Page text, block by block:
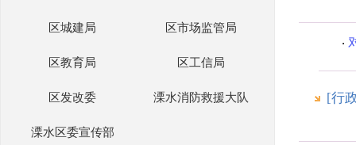
区城建局 区市场监管局
区教育局 区工信局
区发改委 溧水消防救援大队
溧水区委宣传部
[行